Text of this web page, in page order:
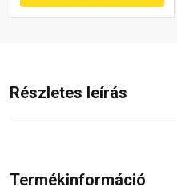
Részletes leírás
Termékinformáció